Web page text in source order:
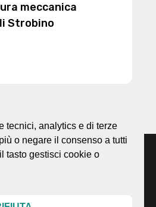
meccanica
Strobino
About
tecnici, analytics e di terze
o negare il consenso a tutti
tasto gestisci cookie o